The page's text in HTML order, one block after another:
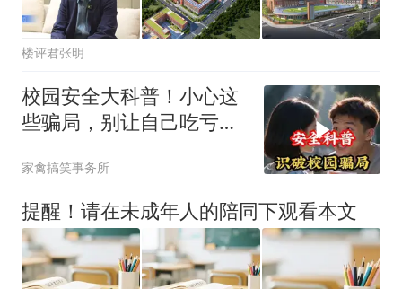
楼评君张明
校园安全大科普！小心这
些骗局，别让自己吃亏哦
家禽搞笑事务所
提醒！请在未成年人的陪同下观看本文